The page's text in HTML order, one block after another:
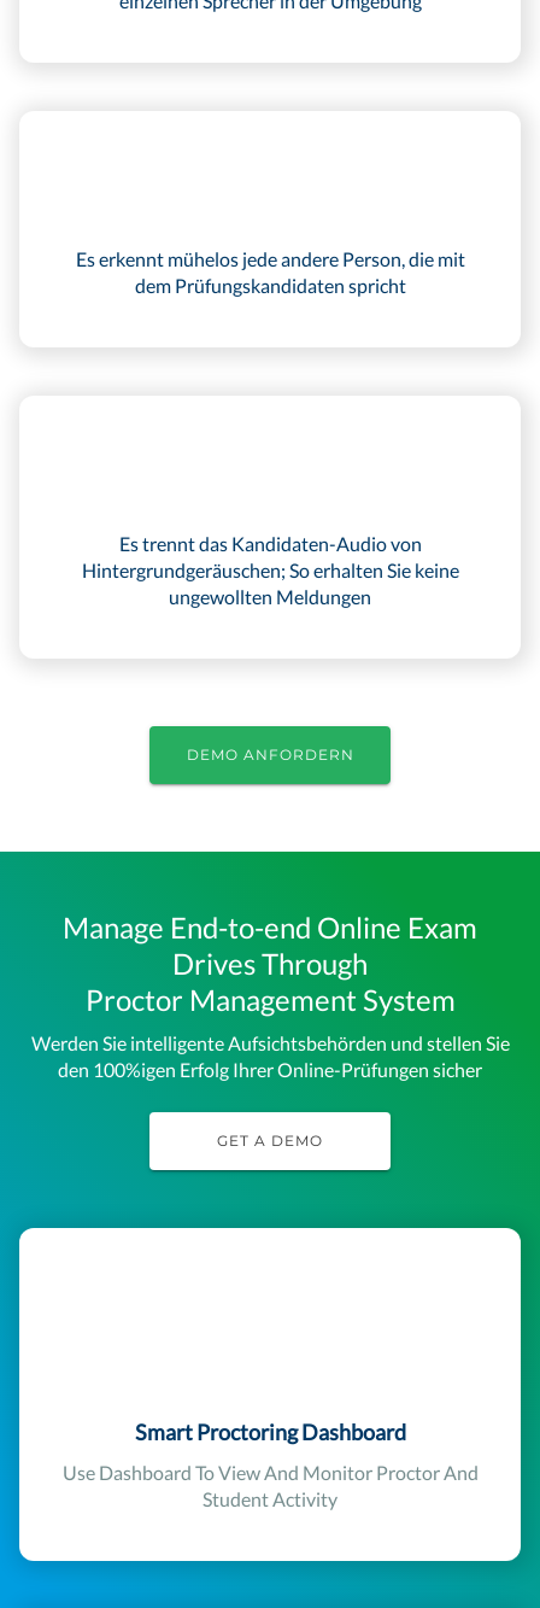
Es erkennt mühelos jede andere Person, die mit
dem Prüfungskandidaten spricht
Es trennt das Kandidaten-Audio von
Hintergrundgeräuschen; So erhalten Sie keine
ungewollten Meldungen
DEMO ANFORDERN
Manage End-to-end Online Exam
Drives Through
Proctor Management System
Werden Sie intelligente Aufsichtsbehörden und stellen Sie
den 100%igen Erfolg Ihrer Online-Prüfungen sicher
GET A DEMO
Smart Proctoring Dashboard
Use Dashboard To View And Monitor Proctor And
Student Activity